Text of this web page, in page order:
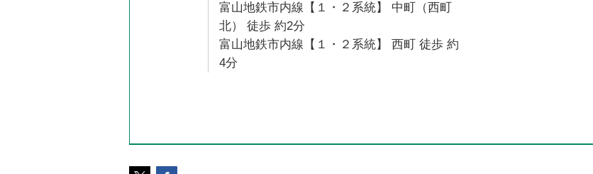
富山地鉄市内線【１・２系統】 中町（西町
北） 徒歩 約2分
富山地鉄市内線【１・２系統】 西町 徒歩 約
4分